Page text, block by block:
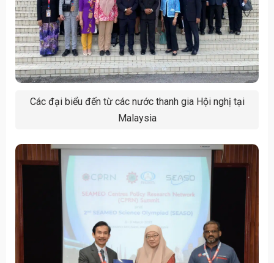
Các đại biểu đến từ các nước thanh gia Hội nghị tại
Malaysia